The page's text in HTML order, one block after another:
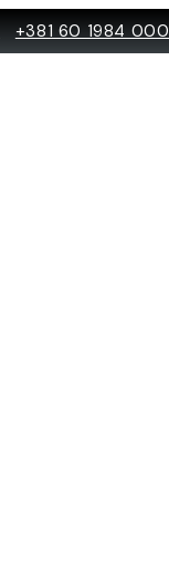
+381 60 1984 000